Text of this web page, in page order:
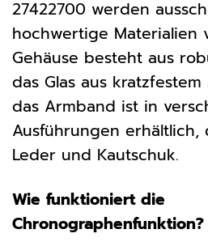
27422700 werden
hochwertige Materialien
Gehäuse besteht aus
das Glas aus
das Armband ist in
Ausführungen erhältlich,
Leder und Kautschuk.
Wie funktioniert die
Chronographenfunktion?